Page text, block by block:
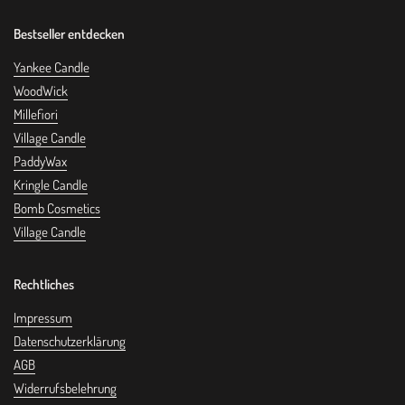
Bestseller entdecken
Yankee Candle
WoodWick
Millefiori
Village Candle
PaddyWax
Kringle Candle
Bomb Cosmetics
Village Candle
Rechtliches
Impressum
Datenschutzerklärung
AGB
Widerrufsbelehrung